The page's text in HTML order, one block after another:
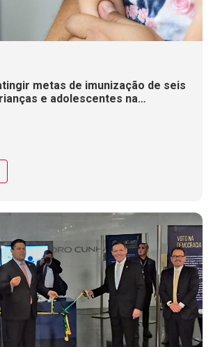
metas de imunização de seis
e adolescentes na